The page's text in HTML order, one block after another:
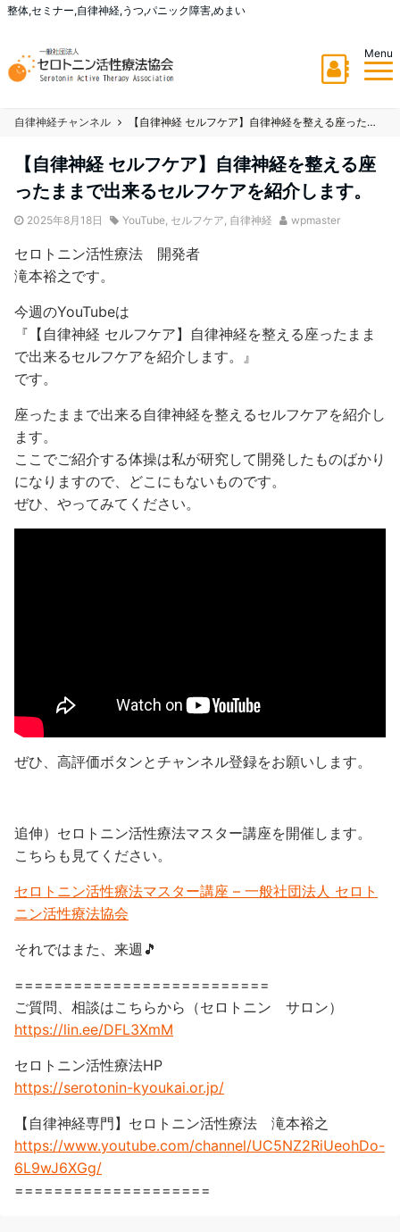
整体,セミナー,自律神経,うつ,パニック障害,めまい
Menu
自律神経チャンネル 【自律神経 セルフケア】自律神経を整える座ったままで出来るセルフケアを紹介します。
【自律神経 セルフケア】自律神経を整える座
ったままで出来るセルフケアを紹介します。
2025年8月18日 YouTube, セルフケア, 自律神経 wpmaster
セロトニン活性療法 開発者
滝本裕之です。
今週のYouTubeは
『【自律神経 セルフケア】自律神経を整える座ったまま
で出来るセルフケアを紹介します。』
です。
座ったままで出来る自律神経を整えるセルフケアを紹介し
ます。
ここでご紹介する体操は私が研究して開発したものばかり
になりますので、どこにもないものです。
ぜひ、やってみてください。
ぜひ、高評価ボタンとチャンネル登録をお願いします。
追伸）セロトニン活性療法マスター講座を開催します。
こちらも見てください。
セロトニン活性療法マスター講座 – 一般社団法人 セロト
ニン活性療法協会
それではまた、来週🎵
==========================
ご質問、相談はこちらから（セロトニン サロン）
https://lin.ee/DFL3XmM
セロトニン活性療法HP
https://serotonin-kyoukai.or.jp/
【自律神経専門】セロトニン活性療法 滝本裕之
https://www.youtube.com/channel/UC5NZ2RiUeohDo-
6L9wJ6XGg/
====================